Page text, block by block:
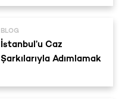
BLOG
İstanbul’u Caz
Şarkılarıyla Adımlamak